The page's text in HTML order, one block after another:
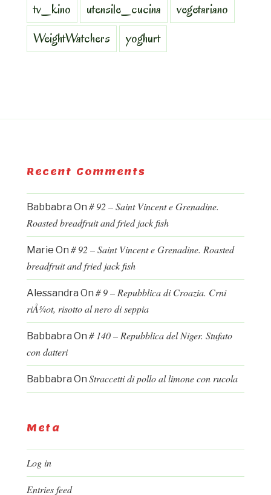
tv_kino
utensile_cucina
vegetariano
WeightWatchers
yoghurt
Recent Comments
Babbabra On # 92 – Saint Vincent e Grenadine.
Roasted breadfruit and fried jack fish
Marie On # 92 – Saint Vincent e Grenadine. Roasted
breadfruit and fried jack fish
Alessandra On # 9 – Repubblica di Croazia. Crni
riÅ¾ot, risotto al nero di seppia
Babbabra On # 140 – Repubblica del Niger. Stufato
con datteri
Babbabra On Straccetti di pollo al limone con rucola
Meta
Log in
Entries feed